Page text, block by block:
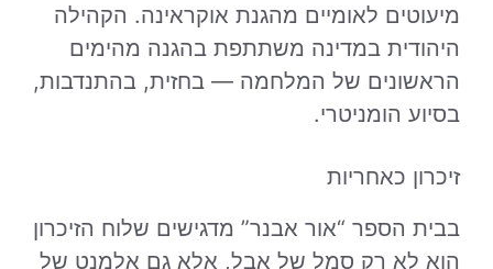
מיעוטים לאומיים מהגנת אוקראינה. הקהילה
היהודית במדינה משתתפת בהגנה מהימים
הראשונים של המלחמה — בחזית, בהתנדבות,
בסיוע הומניטרי.
זיכרון כאחריות
בבית הספר “אור אבנר” מדגישים שלוח הזיכרון
הוא לא רק סמל של אבל, אלא גם אלמנט של